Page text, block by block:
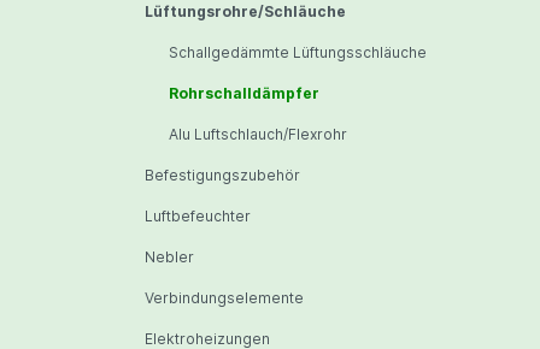
Lüftungsrohre/Schläuche
Schallgedämmte Lüftungsschläuche
Rohrschalldämpfer
Alu Luftschlauch/Flexrohr
Befestigungszubehör
Luftbefeuchter
Nebler
Verbindungselemente
Elektroheizungen